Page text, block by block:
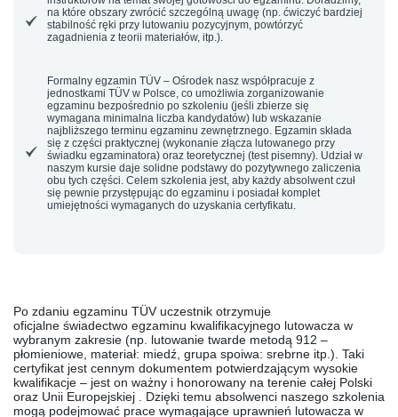
na które obszary zwrócić szczególną uwagę (np. ćwiczyć bardziej
stabilność ręki przy lutowaniu pozycyjnym, powtórzyć
zagadnienia z teorii materiałów, itp.).
Formalny egzamin TÜV – Ośrodek nasz współpracuje z
jednostkami TÜV w Polsce, co umożliwia zorganizowanie
egzaminu bezpośrednio po szkoleniu (jeśli zbierze się
wymagana minimalna liczba kandydatów) lub wskazanie
najbliższego terminu egzaminu zewnętrznego. Egzamin składa
się z części praktycznej (wykonanie złącza lutowanego przy
świadku egzaminatora) oraz teoretycznej (test pisemny). Udział w
naszym kursie daje solidne podstawy do pozytywnego zaliczenia
obu tych części. Celem szkolenia jest, aby każdy absolwent czuł
się pewnie przystępując do egzaminu i posiadał komplet
umiejętności wymaganych do uzyskania certyfikatu.
Po zdaniu egzaminu TÜV uczestnik otrzymuje
oficjalne świadectwo egzaminu kwalifikacyjnego lutowacza w
wybranym zakresie (np. lutowanie twarde metodą 912 –
płomieniowe, materiał: miedź, grupa spoiwa: srebrne itp.). Taki
certyfikat jest cennym dokumentem potwierdzającym wysokie
kwalifikacje – jest on ważny i honorowany na terenie całej Polski
oraz Unii Europejskiej
. Dzięki temu absolwenci naszego szkolenia
mogą podejmować prace wymagające uprawnień lutowacza w